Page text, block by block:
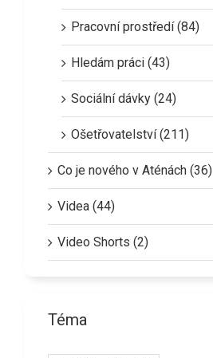
Pracovní prostředí (84)
Hledám práci (43)
Sociální dávky (24)
Ošetřovatelství (211)
Co je nového v Aténách (36)
Videa (44)
Video Shorts (2)
Téma